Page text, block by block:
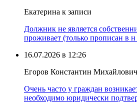
Екатерина к записи
Должник не является
проживает (только прописан в н
16.07.2026 в 12:26
Егоров Константин
Очень часто у граждан
необходимо юридически